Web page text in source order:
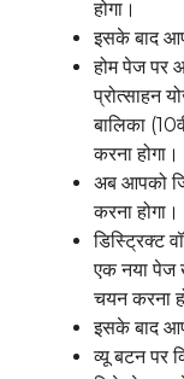
होगा।
इसके बाद
होम पेज पर
प्रोत्साहन
बालिका
करना होगा।
अब आपको
करना होगा।
डिस्ट्रिक्ट
एक नया पेज
चयन करना
इसके बाद
व्यू बटन पर